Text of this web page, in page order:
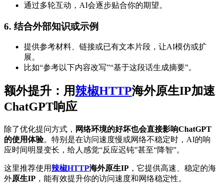
通过多轮互动，AI会逐步贴合你的期望。
6. 结合外部知识或示例
提供参考材料、链接或已有文本片段，让AI模仿或扩
展。
比如“参考以下内容改写”“基于这段话生成摘要”。
额外提升：用辣椒HTTP海外原生IP加速
ChatGPT响应
除了优化提问方式， 网络环境的好坏也会直接影响ChatGPT
的使用体验。特别是在访问速度慢或网络不稳定时，AI的响
应时间明显变长，给人感觉“反应迟钝”甚至“降智”。
这里推荐使用辣椒HTTP海外原生IP ，它提供高速、稳定的海
外原生IP ，能有效提升你的访问速度和网络稳定性。